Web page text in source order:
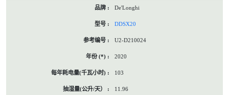
De'Longhi
DDSX20
U2-D210024
2020
103
11.96